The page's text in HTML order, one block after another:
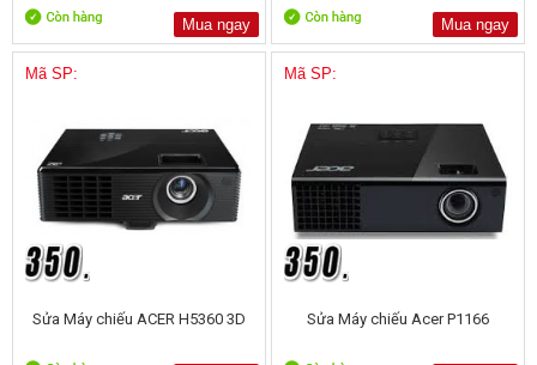
Mua ngay
Mua ngay
Mã SP:
Sửa Máy chiếu ACER H5360 3D
Mã SP:
Sửa Máy chiếu Acer P1166